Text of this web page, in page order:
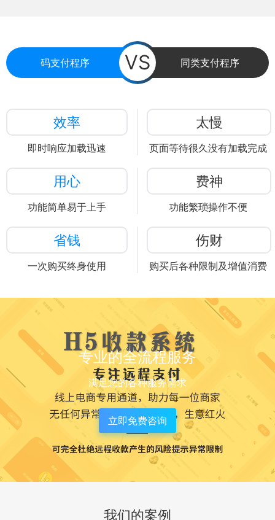
VS 同类支付程序
码支付程序
效率
即时响应加载迅速
用心
功能简单易于上手
省钱
一次购买终身使用
太慢
页面等待很久没有加载完成
费神
功能繁琐操作不便
伤财
购买后各种限制及增值消费
专业的全流程服务
满足您的各种服务需求
立即免费咨询
我们的案例